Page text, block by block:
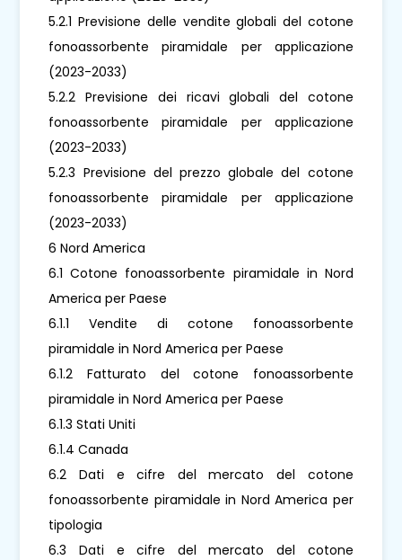
5.2.1 Previsione delle vendite globali del cotone
fonoassorbente piramidale per applicazione
(2023-2033)
5.2.2 Previsione dei ricavi globali del cotone
fonoassorbente piramidale per applicazione
(2023-2033)
5.2.3 Previsione del prezzo globale del cotone
fonoassorbente piramidale per applicazione
(2023-2033)
6 Nord America
6.1 Cotone fonoassorbente piramidale in Nord
America per Paese
6.1.1 Vendite di cotone fonoassorbente
piramidale in Nord America per Paese
6.1.2 Fatturato del cotone fonoassorbente
piramidale in Nord America per Paese
6.1.3 Stati Uniti
6.1.4 Canada
6.2 Dati e cifre del mercato del cotone
fonoassorbente piramidale in Nord America per
tipologia
6.3 Dati e cifre del mercato del cotone